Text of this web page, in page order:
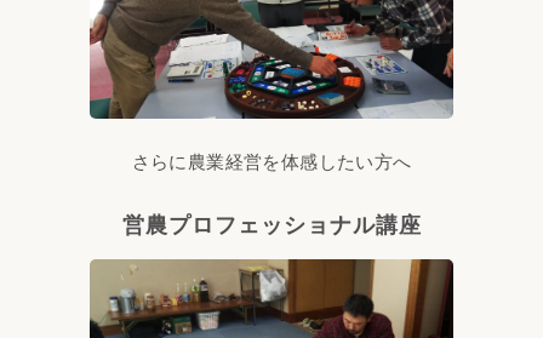
さらに農業経営を体感したい方へ
営農プロフェッショナル講座